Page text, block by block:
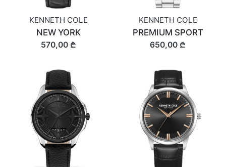
KENNETH COLE
NEW YORK
570,00 ₾
KENNETH COLE
PREMIUM SPORT
650,00 ₾